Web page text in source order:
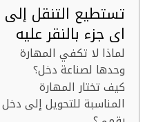
تستطيع التنقل إلى
اى جزء بالنقر عليه
لماذا لا تكفي المهارة
وحدها لصناعة دخل؟
كيف تختار المهارة
المناسبة للتحويل إلى دخل